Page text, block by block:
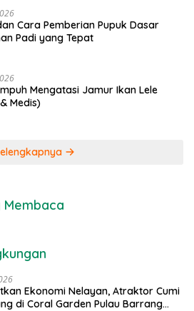
Cara Pemberian Pupuk Dasar
Padi yang Tepat
Mengatasi Jamur Ikan Lele
Medis)
Membaca
Ekonomi Nelayan, Atraktor Cumi
di Coral Garden Pulau Barrang